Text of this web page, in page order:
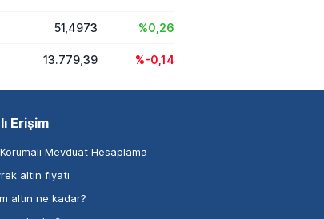
51,4973 %0,26
13.779,39 %-0,14
Erişim
Mevduat Hesaplama
altın fiyatı
altın ne kadar?